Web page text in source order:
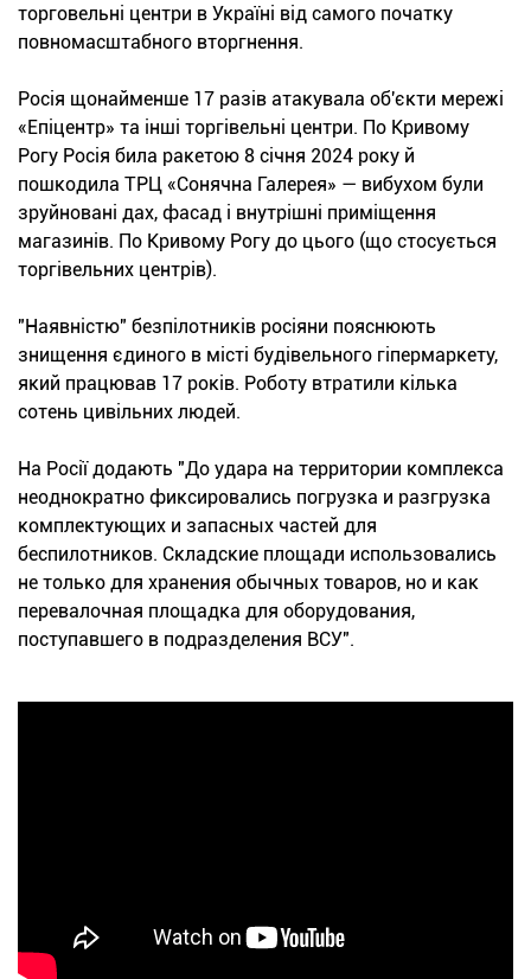
торговельні центри в Україні від самого початку
повномасштабного вторгнення.
Росія щонайменше 17 разів атакувала об'єкти мережі
«Епіцентр» та інші торгівельні центри. По Кривому
Рогу Росія била ракетою 8 січня 2024 року й
пошкодила ТРЦ «Сонячна Галерея» — вибухом були
зруйновані дах, фасад і внутрішні приміщення
магазинів. По Кривому Рогу до цього (що стосується
торгівельних центрів).
"Наявністю" безпілотників росіяни пояснюють
знищення єдиного в місті будівельного гіпермаркету,
який працював 17 років. Роботу втратили кілька
сотень цивільних людей.
На Росії додають "До удара на территории комплекса
неоднократно фиксировались погрузка и разгрузка
комплектующих и запасных частей для
беспилотников. Складские площади использовались
не только для хранения обычных товаров, но и как
перевалочная площадка для оборудования,
поступавшего в подразделения ВСУ".